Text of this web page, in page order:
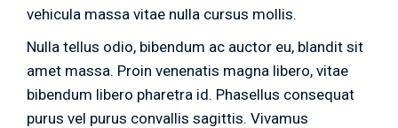
vehicula massa vitae nulla cursus mollis.
Nulla tellus odio, bibendum ac auctor eu, blandit sit
amet massa. Proin venenatis magna libero, vitae
bibendum libero pharetra id. Phasellus consequat
purus vel purus convallis sagittis. Vivamus